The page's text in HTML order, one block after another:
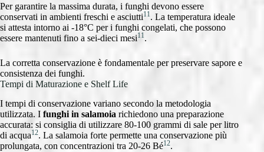
Per garantire la massima durata, i funghi devono essere
conservati in ambienti freschi e asciutti11. La temperatura ideale
si attesta intorno ai -18°C per i funghi congelati, che possono
essere mantenuti fino a sei-dieci mesi11.
La corretta conservazione è fondamentale per preservare sapore e
consistenza dei funghi.
Tempi di Maturazione e Shelf Life
I tempi di conservazione variano secondo la metodologia
utilizzata. I funghi in salamoia richiedono una preparazione
accurata: si consiglia di utilizzare 80-100 grammi di sale per litro
di acqua12. La salamoia forte permette una conservazione più
prolungata, con concentrazioni tra 20-26 Bé12.